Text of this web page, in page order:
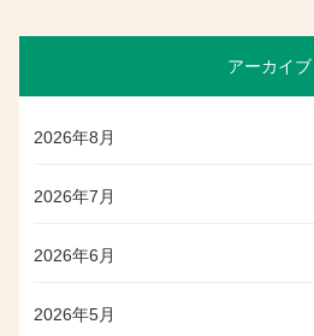
アーカイブ
2026年8月
2026年7月
2026年6月
2026年5月